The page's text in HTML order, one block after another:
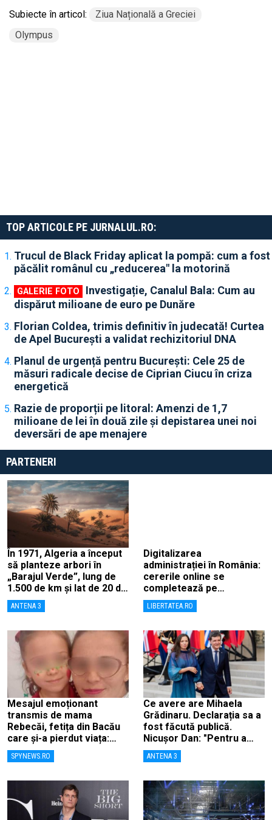
Subiecte în articol:
Ziua Națională a Greciei
Olympus
TOP ARTICOLE PE JURNALUL.RO:
Trucul de Black Friday aplicat la pompă: cum a fost
păcălit românul cu „reducerea" la motorină
Investigație, Canalul Bala: Cum au
dispărut milioane de euro pe Dunăre
Florian Coldea, trimis definitiv în judecată! Curtea
de Apel București a validat rechizitoriul DNA
Planul de urgență pentru București: Cele 25 de
măsuri radicale decise de Ciprian Ciucu în criza
energetică
Razie de proporții pe litoral: Amenzi de 1,7
milioane de lei în două zile și depistarea unei noi
deversări de ape menajere
PARTENERI
În 1971, Algeria a început
să planteze arbori în
„Barajul Verde”, lung de
1.500 de km și lat de 20 de
km, ca să combată
deșertificarea
ANTENA 3
Digitalizarea
administrației în România:
cererile online se
completează pe
calculatoarele de la
ghișee
LIBERTATEA.RO
Mesajul emoționant
transmis de mama
Rebecăi, fetița din Bacău
care și-a pierdut viața:
„Îngerașul meu…”
SPYNEWS.RO
Ce avere are Mihaela
Grădinaru. Declarația sa a
fost făcută publică.
Nicușor Dan: "Pentru a
înlătura orice speculații"
ANTENA 3